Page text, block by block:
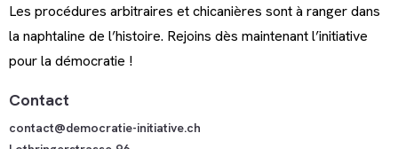
Les procédures arbitraires et chicanières sont à ranger dans
la naphtaline de l’histoire. Rejoins dès maintenant l’initiative
pour la démocratie !
Contact
contact@democratie-initiative.ch